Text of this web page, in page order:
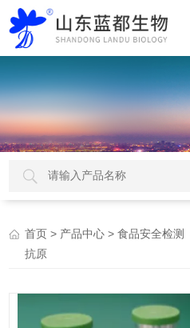
首页 > 产品中心 >食品安全检测
抗原